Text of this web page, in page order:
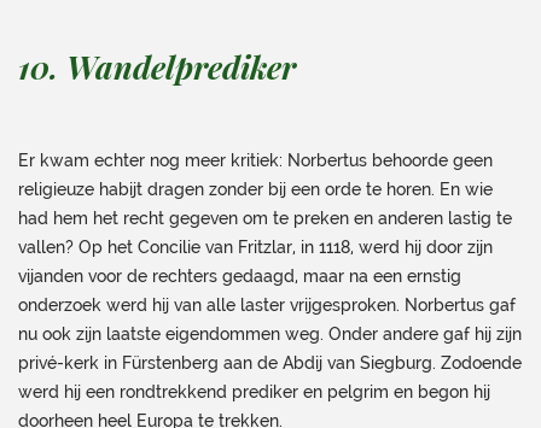
10. Wandelprediker
Er kwam echter nog meer kritiek: Norbertus behoorde geen
religieuze habijt dragen zonder bij een orde te horen. En wie
had hem het recht gegeven om te preken en anderen lastig te
vallen? Op het Concilie van Fritzlar, in 1118, werd hij door zijn
vijanden voor de rechters gedaagd, maar na een ernstig
onderzoek werd hij van alle laster vrijgesproken. Norbertus gaf
nu ook zijn laatste eigendommen weg. Onder andere gaf hij zijn
privé-kerk in Fürstenberg aan de Abdij van Siegburg. Zodoende
werd hij een rondtrekkend prediker en pelgrim en begon hij
doorheen heel Europa te trekken.